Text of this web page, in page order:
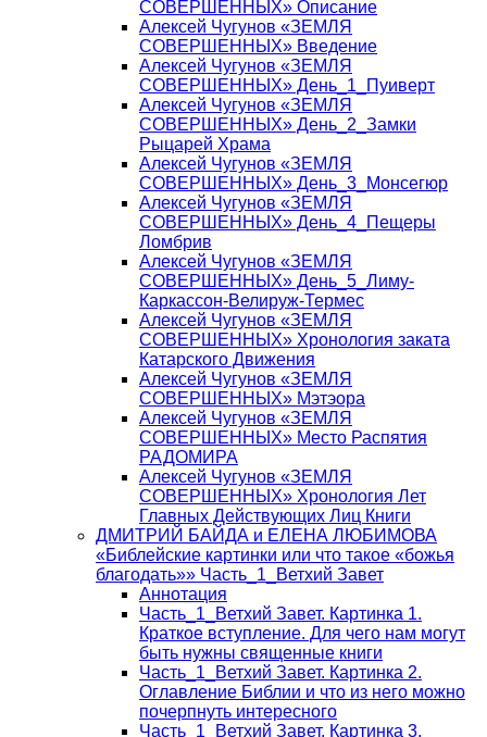
СОВЕРШЕННЫХ» Описание
Алексей Чугунов «ЗЕМЛЯ
СОВЕРШЕННЫХ» Введение
Алексей Чугунов «ЗЕМЛЯ
СОВЕРШЕННЫХ» День_1_Пуиверт
Алексей Чугунов «ЗЕМЛЯ
СОВЕРШЕННЫХ» День_2_Замки
Рыцарей Храма
Алексей Чугунов «ЗЕМЛЯ
СОВЕРШЕННЫХ» День_3_Монсегюр
Алексей Чугунов «ЗЕМЛЯ
СОВЕРШЕННЫХ» День_4_Пещеры
Ломбрив
Алексей Чугунов «ЗЕМЛЯ
СОВЕРШЕННЫХ» День_5_Лиму-
Каркассон-Велируж-Термес
Алексей Чугунов «ЗЕМЛЯ
СОВЕРШЕННЫХ» Хронология заката
Катарского Движения
Алексей Чугунов «ЗЕМЛЯ
СОВЕРШЕННЫХ» Мэтэора
Алексей Чугунов «ЗЕМЛЯ
СОВЕРШЕННЫХ» Место Распятия
РАДОМИРА
Алексей Чугунов «ЗЕМЛЯ
СОВЕРШЕННЫХ» Хронология Лет
Главных Действующих Лиц Книги
ДМИТРИЙ БАЙДА и ЕЛЕНА ЛЮБИМОВА
«Библейские картинки или что такое «божья
благодать»» Часть_1_Ветхий Завет
Аннотация
Часть_1_Ветхий Завет. Картинка 1.
Краткое вступление. Для чего нам могут
быть нужны священные книги
Часть_1_Ветхий Завет. Картинка 2.
Оглавление Библии и что из него можно
почерпнуть интересного
Часть_1_Ветхий Завет. Картинка 3.